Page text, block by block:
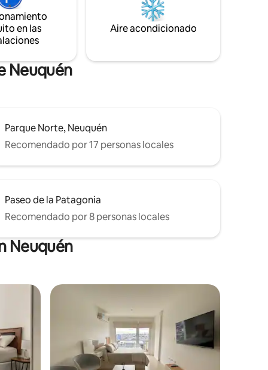
en las
Aire acondicionado
Neuquén
Parque Norte, Neuquén
Recomendado por 17 personas locales
Paseo de la Patagonia
Recomendado por 8 personas locales
Neuquén